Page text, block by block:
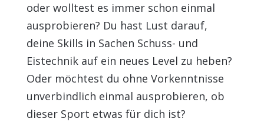
oder wolltest es immer schon einmal
ausprobieren? Du hast Lust darauf,
deine Skills in Sachen Schuss- und
Eistechnik auf ein neues Level zu heben?
Oder möchtest du ohne Vorkenntnisse
unverbindlich einmal ausprobieren, ob
dieser Sport etwas für dich ist?